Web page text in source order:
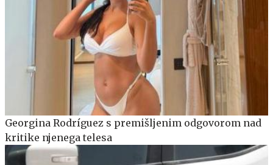
Georgina Rodríguez s premišljenim odgovorom nad
kritike njenega telesa